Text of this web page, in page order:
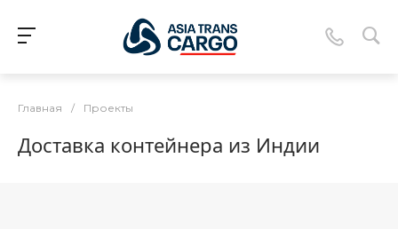
Главная / Проекты
Доставка контейнера из Индии